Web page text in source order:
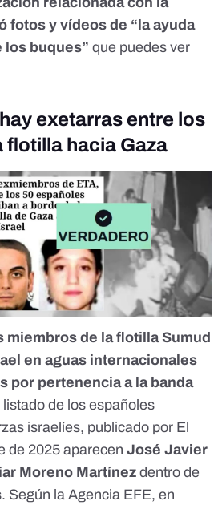
fotos y vídeos de “la ayuda
los buques” que puedes ver
exetarras entre los
flotilla hacia Gaza
miembros de la flotilla Sumud
en aguas internacionales
por pertenencia a la banda
listado de los españoles
israelíes, publicado por El
de 2025 aparecen José Javier
Moreno Martínez dentro de
Según la Agencia EFE, en